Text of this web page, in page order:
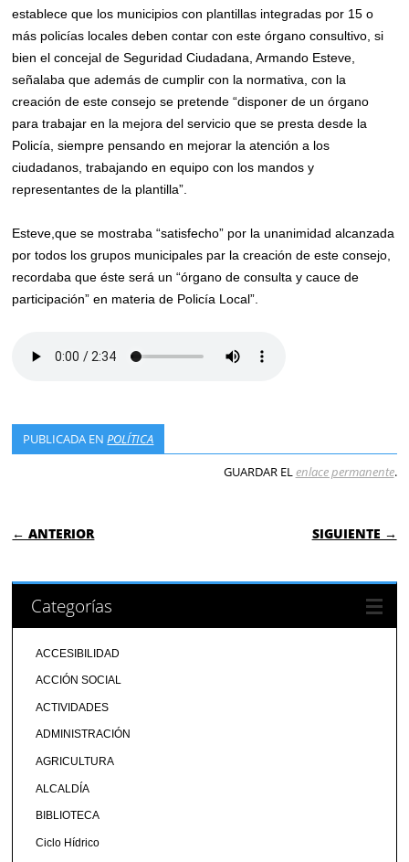
establece que los municipios con plantillas integradas por 15 o
más policías locales deben contar con este órgano consultivo, si
bien el concejal de Seguridad Ciudadana, Armando Esteve,
señalaba que además de cumplir con la normativa, con la
creación de este consejo se pretende “disponer de un órgano
para trabajar en la mejora del servicio que se presta desde la
Policía, siempre pensando en mejorar la atención a los
ciudadanos, trabajando en equipo con los mandos y
representantes de la plantilla”.
Esteve,que se mostraba “satisfecho” por la unanimidad alcanzada
por todos los grupos municipales par la creación de este consejo,
recordaba que éste será un “órgano de consulta y cauce de
participación” en materia de Policía Local”.
PUBLICADA ENPOLÍTICA
GUARDAR ELenlace permanente.
NAVEGACIÓN DE ENTRADAS
← ANTERIOR SIGUIENTE →
Categorías
ACCESIBILIDAD
ACCIÓN SOCIAL
ACTIVIDADES
ADMINISTRACIÓN
AGRICULTURA
ALCALDÍA
BIBLIOTECA
Ciclo Hídrico